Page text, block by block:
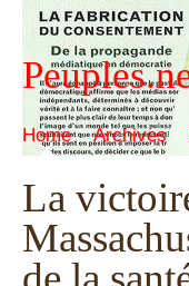
Home Archives
La